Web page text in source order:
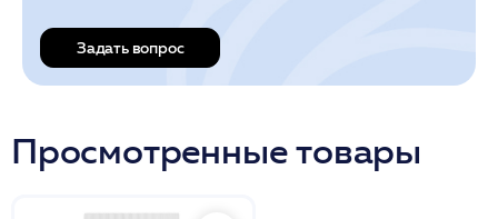
Задать вопрос
Просмотренные товары